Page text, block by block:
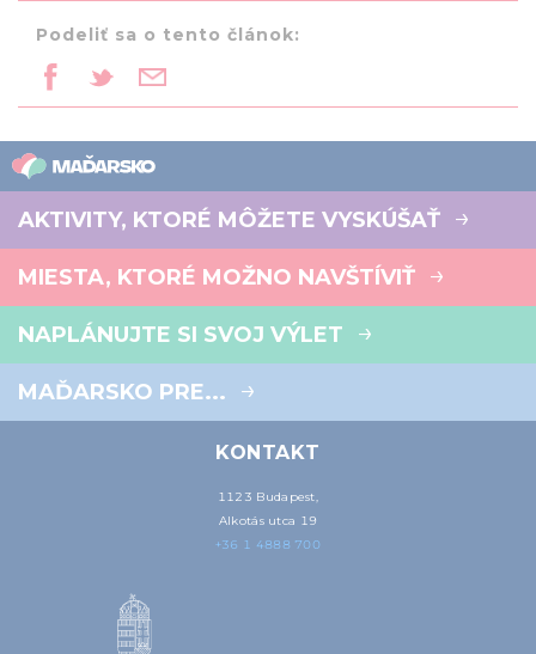
Podeliť sa o tento článok:
AKTIVITY, KTORÉ MÔŽETE VYSKÚŠAŤ
MIESTA, KTORÉ MOŽNO NAVŠTÍVIŤ
NAPLÁNUJTE SI SVOJ VÝLET
MAĎARSKO PRE...
KONTAKT
1123 Budapest,
Alkotás utca 19
+36 1 4888 700